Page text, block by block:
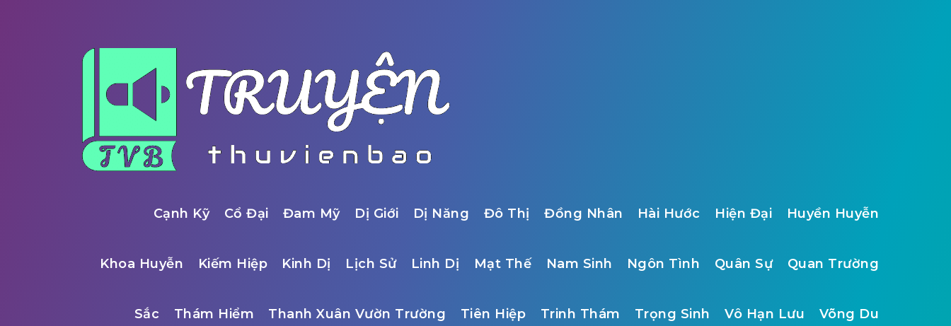
Cạnh Kỹ Cổ Đại Đam Mỹ Dị Giới Dị Năng Đô Thị Đồng Nhân Hài Hước Hiện Đại Huyền Huyễn
Khoa Huyễn Kiếm Hiệp Kinh Dị Lịch Sử Linh Dị Mạt Thế Nam Sinh Ngôn Tình Quân Sự Quan Trường
Sắc Thám Hiểm Thanh Xuân Vườn Trường Tiên Hiệp Trinh Thám Trọng Sinh Vô Hạn Lưu Võng Du